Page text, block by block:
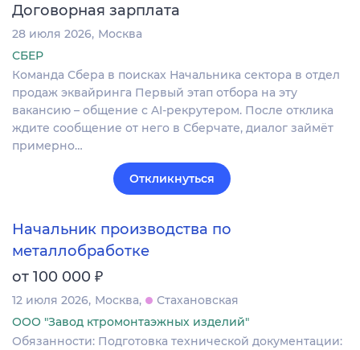
Договорная зарплата
28 июля 2026 Москва
СБЕР
Команда Сбера в поисках Начальника сектора в отдел
продаж эквайринга Первый этап отбора на эту
вакансию – общение с AI-рекрутером. После отклика
ждите сообщение от него в Сберчате, диалог займёт
примерно…
Откликнуться
Начальник производства по
металлобработке
от 100 000 ₽
12 июля 2026 Москва
Стахановская
ООО "Завод ктромонтаэжных изделий"
Обязанности: Подготовка технической документации: